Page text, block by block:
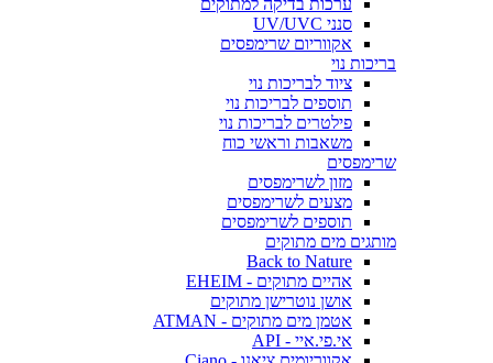
סנני UV/UVC
אקווריום שרימפסים
בריכות נוי
ציוד לבריכות נוי
תוספים לבריכות נוי
פילטרים לבריכות נוי
משאבות וראשי כוח
שרימפסים
מזון לשרימפסים
מצעים לשרימפסים
תוספים לשרימפסים
מותגים מים מתוקים
Back to Nature
אהיים מתוקים - EHEIM
אושן נוטרישן מתוקים
אטמן מים מתוקים - ATMAN
אי.פי.איי - API